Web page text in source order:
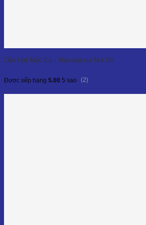
Dầu Hạt Mắc Ca - Macadamia Nut Oil
Được xếp hạng 5.00 5 sao (2)